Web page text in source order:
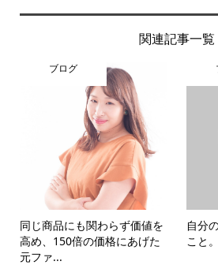
関連記事一覧
ブログ
同じ商品にも関わらず価値を
高め、150倍の価格にあげた
元ファ...
自分
こと。